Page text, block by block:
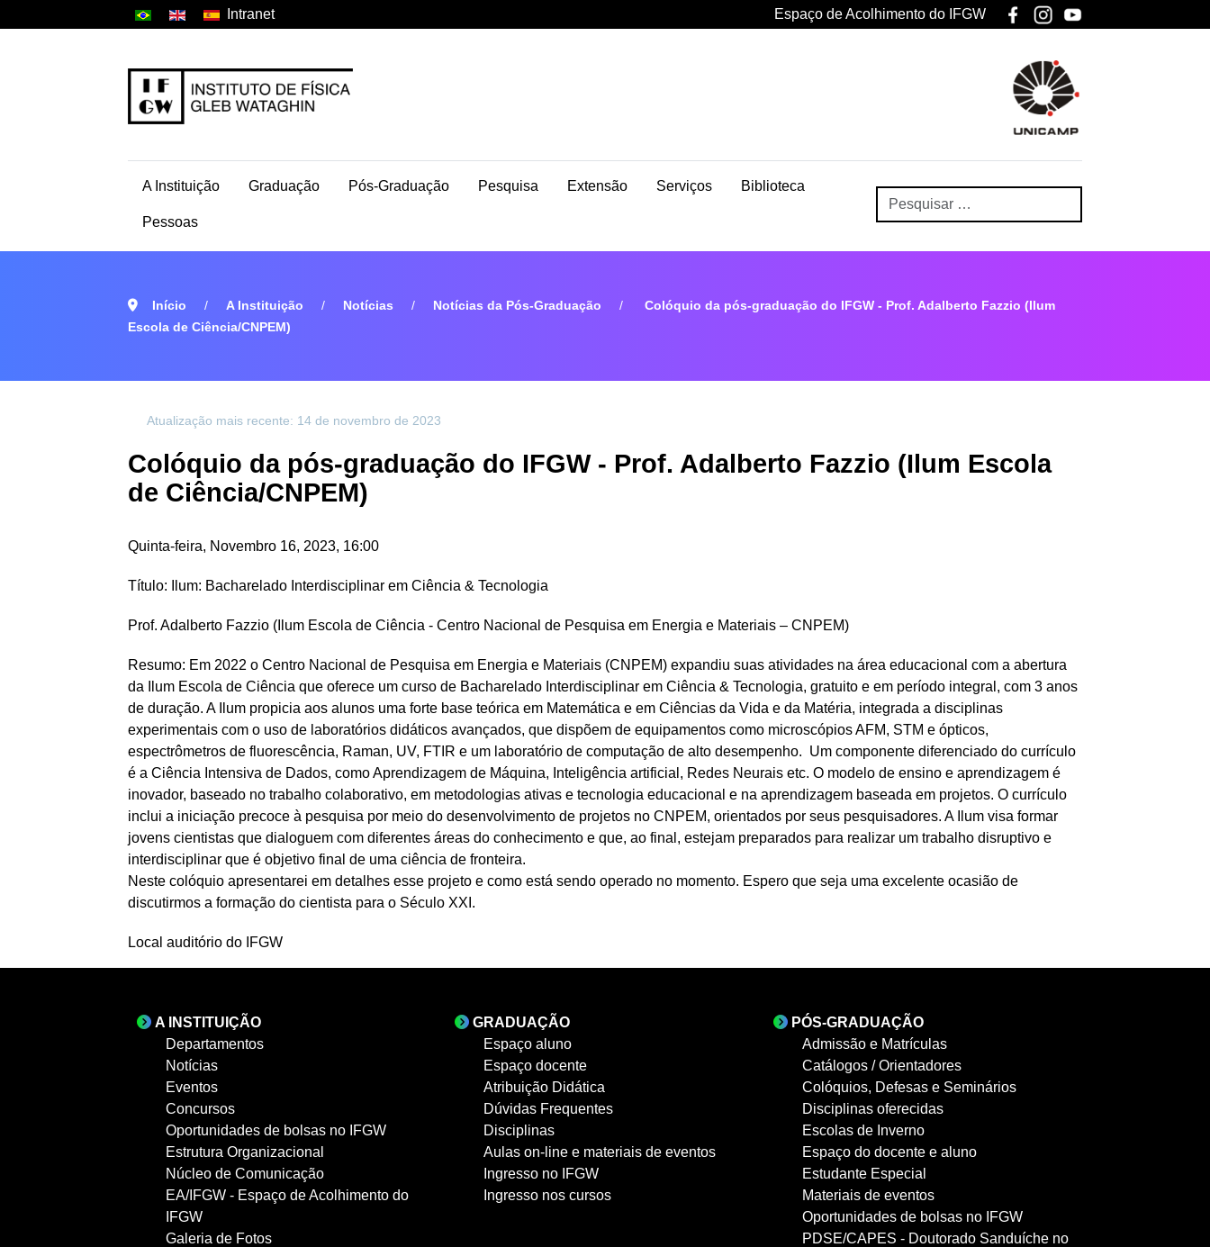
Intranet Espaço de Acolhimento do IFGW
A Instituição Graduação Pós-Graduação Pesquisa Extensão Serviços Biblioteca
Pessoas
Início A Instituição Notícias Notícias da Pós-Graduação
Colóquio da pós-graduação do IFGW - Prof. Adalberto Fazzio (Ilum
Escola de Ciência/CNPEM)
Atualização mais recente: 14 de novembro de 2023
Colóquio da pós-graduação do IFGW - Prof. Adalberto Fazzio (Ilum Escola
de Ciência/CNPEM)
Quinta-feira, Novembro 16, 2023, 16:00
Título: Ilum: Bacharelado Interdisciplinar em Ciência & Tecnologia
Prof. Adalberto Fazzio (Ilum Escola de Ciência - Centro Nacional de Pesquisa em Energia e Materiais – CNPEM)
Resumo: Em 2022 o Centro Nacional de Pesquisa em Energia e Materiais (CNPEM) expandiu suas atividades na área educacional com a abertura
da Ilum Escola de Ciência que oferece um curso de Bacharelado Interdisciplinar em Ciência & Tecnologia, gratuito e em período integral, com 3 anos
de duração. A Ilum propicia aos alunos uma forte base teórica em Matemática e em Ciências da Vida e da Matéria, integrada a disciplinas
experimentais com o uso de laboratórios didáticos avançados, que dispõem de equipamentos como microscópios AFM, STM e ópticos,
espectrômetros de fluorescência, Raman, UV, FTIR e um laboratório de computação de alto desempenho. Um componente diferenciado do currículo
é a Ciência Intensiva de Dados, como Aprendizagem de Máquina, Inteligência artificial, Redes Neurais etc. O modelo de ensino e aprendizagem é
inovador, baseado no trabalho colaborativo, em metodologias ativas e tecnologia educacional e na aprendizagem baseada em projetos. O currículo
inclui a iniciação precoce à pesquisa por meio do desenvolvimento de projetos no CNPEM, orientados por seus pesquisadores. A Ilum visa formar
jovens cientistas que dialoguem com diferentes áreas do conhecimento e que, ao final, estejam preparados para realizar um trabalho disruptivo e
interdisciplinar que é objetivo final de uma ciência de fronteira.
Neste colóquio apresentarei em detalhes esse projeto e como está sendo operado no momento. Espero que seja uma excelente ocasião de
discutirmos a formação do cientista para o Século XXI.
Local auditório do IFGW
A INSTITUIÇÃO
Departamentos
Notícias
Eventos
Concursos
Oportunidades de bolsas no IFGW
Estrutura Organizacional
Núcleo de Comunicação
EA/IFGW - Espaço de Acolhimento do
IFGW
Galeria de Fotos
GRADUAÇÃO
Espaço aluno
Espaço docente
Atribuição Didática
Dúvidas Frequentes
Disciplinas
Aulas on-line e materiais de eventos
Ingresso no IFGW
Ingresso nos cursos
PÓS-GRADUAÇÃO
Admissão e Matrículas
Catálogos / Orientadores
Colóquios, Defesas e Seminários
Disciplinas oferecidas
Escolas de Inverno
Espaço do docente e aluno
Estudante Especial
Materiais de eventos
Oportunidades de bolsas no IFGW
PDSE/CAPES - Doutorado Sanduíche no